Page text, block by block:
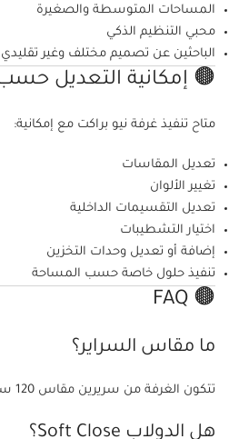
المساحات المتوسطة والصغيرة
محبي التنظيم الذكي
الباحثين عن تصميم مختلف وغير تقليدي
🟤 إمكانية التعديل
متاح تنفيذ غرفة نيو براكت مع إمكانية:
تعديل المقاسات
تغيير الألوان
تعديل التقسيمات الداخلية
اختيار التشطيبات
إضافة أو تعديل وحدات التخزين
تنفيذ حلول خاصة حسب المساحة
🟤 FAQ
ما مقاس السراير؟
تتكون الغرفة من سريرين مقاس 120 سم.
هل الدولاب Soft Close؟